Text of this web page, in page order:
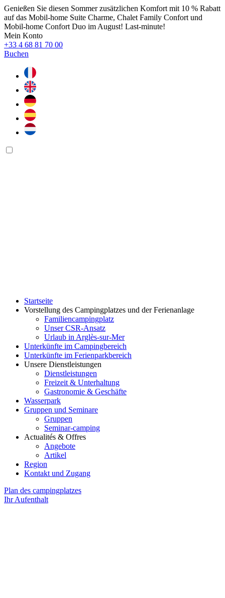
Genießen Sie diesen Sommer zusätzlichen Komfort mit 10 % Rabatt
auf das Mobil-home Suite Charme, Chalet Family Confort und
Mobil-home Confort Duo im August! Last-minute!
Mein Konto
+33 4 68 81 70 00
Buchen
Startseite
Vorstellung des Campingplatzes und der Ferienanlage
Familiencampingplatz
Unser CSR-Ansatz
Urlaub in Arglès-sur-Mer
Unterkünfte im Campingbereich
Unterkünfte im Ferienparkbereich
Unsere Dienstleistungen
Dienstleistungen
Freizeit & Unterhaltung
Gastronomie & Geschäfte
Wasserpark
Gruppen und Seminare
Gruppen
Seminar-camping
Actualités & Offres
Angebote
Artikel
Region
Kontakt und Zugang
Plan des campingplatzes
Ihr Aufenthalt